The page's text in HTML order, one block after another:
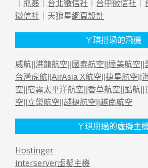
｜ 抓姦 ｜ 台北徵信社 ｜ 台中徵信社 ｜
徵信社 ｜天狼星網頁設計
ㄚ琪搭過的飛機
威航|| 港龍航空 國泰航空 達美航空
台灣虎航 AirAsia X航空 捷星航空
空 宿霧太平洋航空 香草航空 酷航
空 立榮航空 越捷航空 越南航空
ㄚ琪用過的虛擬主
Hostinger
interserver虛擬主機